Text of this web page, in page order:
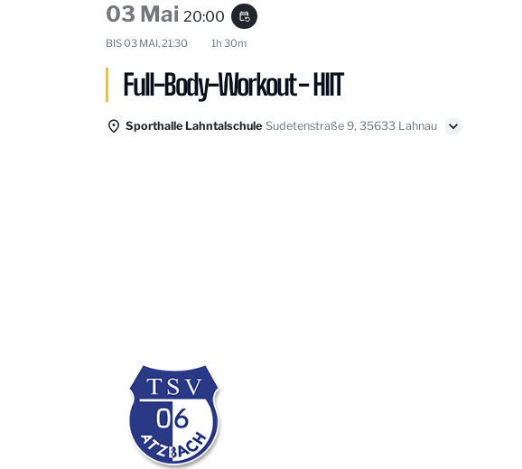
03 Mai 20:00 event_repeat
BIS03 MAI, 21:30 1h 30m
Full-Body-Workout - HIIT
Sporthalle Lahntalschule Sudetenstraße 9, 35633 Lahnau